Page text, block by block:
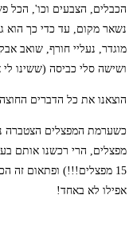
הכבלים, הצבעים וכו', הכל
נשאר מקום, עד כדי כך הוא
מוגדר, נעליי חורף, שואב
ושישה סלי כביסה (ששינו
הוצאנו את כל הדברים החוצה
כשערמת המפצלים הצטברה
מפצלים, הרי רכשנו אותם
15 מפצלים!!!) ופתאום זה
אפילו לא באחד!